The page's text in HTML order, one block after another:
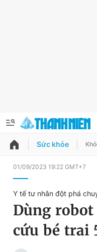
QUẢNG CÁO ĐẶT
Chuyên mục
Đổi mật khẩu
Tin đã lưu
Sức khỏe
01/09/2023 19:22 GMT+7
Y tế tư nhân đột phá
Dùng
cứu bé trai